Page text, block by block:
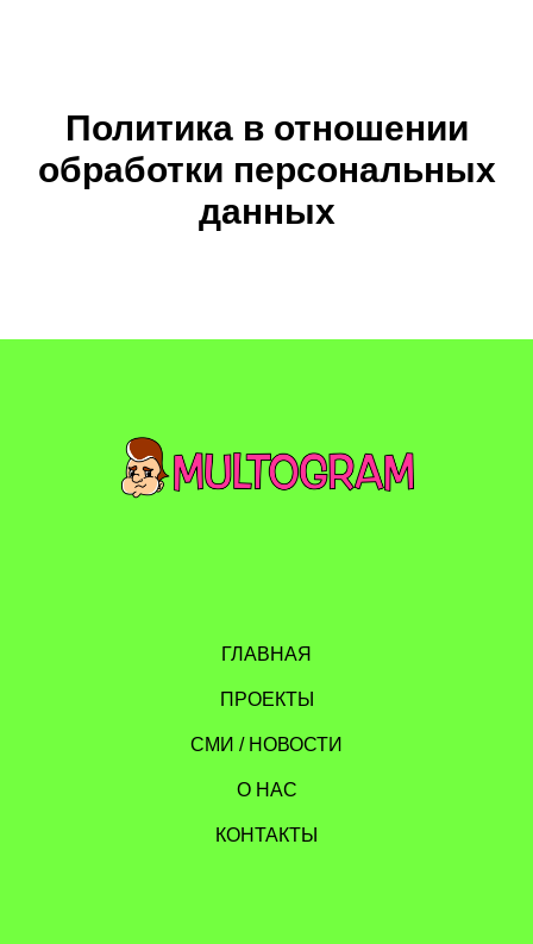
Политика в отношении
обработки персональных
данных
ГЛАВНАЯ
ПРОЕКТЫ
СМИ / НОВОСТИ
О НАС
КОНТАКТЫ